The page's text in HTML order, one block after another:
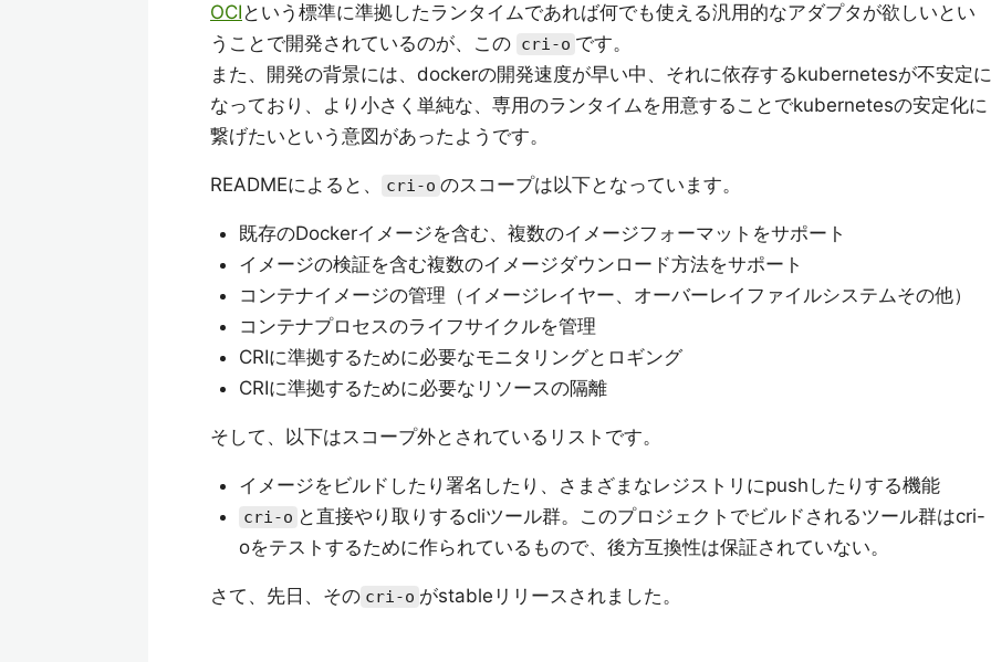
OCI という標準に準拠したランタイムであれば何でも使える汎用的なアダプタが欲しいとい
うことで開発されているのが、この cri-o です。
また、開発の背景には、dockerの開発速度が早い中、それに依存するkubernetesが不安定に
なっており、より小さく単純な、専用のランタイムを用意することでkubernetesの安定化に
繋げたいという意図があったようです。
READMEによると、 cri-o のスコープは以下となっています。
既存のDockerイメージを含む、複数のイメージフォーマットをサポート
イメージの検証を含む複数のイメージダウンロード方法をサポート
コンテナイメージの管理（イメージレイヤー、オーバーレイファイルシステムその他）
コンテナプロセスのライフサイクルを管理
CRIに準拠するために必要なモニタリングとロギング
CRIに準拠するために必要なリソースの隔離
そして、以下はスコープ外とされているリストです。
イメージをビルドしたり署名したり、さまざまなレジストリにpushしたりする機能
cri-o と直接やり取りするcliツール群。このプロジェクトでビルドされるツール群はcri-
oをテストするために作られているもので、後方互換性は保証されていない。
さて、先日、その cri-o がstableリリースされました。